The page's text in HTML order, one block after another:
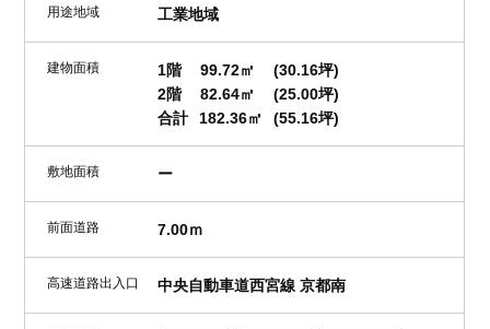
用途地域 工業地域
建物面積 1階 99.72㎡
(30.16坪)
2階
82.64㎡
(25.00坪)
合計
182.36㎡ (55.16坪)
敷地面積 ー
前面道路 7.00ｍ
高速道路出入口 中央自動車道西宮線 京都南